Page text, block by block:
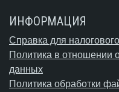
ИНФОРМАЦИЯ
Справка для
Политика в отношении
данных
Политика обработки